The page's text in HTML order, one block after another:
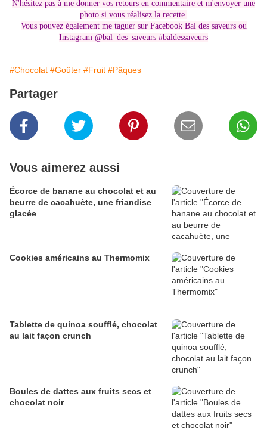
N'hésitez pas à me donner vos retours en commentaire et m'envoyer une
photo si vous réalisez la recette.
Vous pouvez également me taguer sur Facebook Bal des saveurs ou
Instagram @bal_des_saveurs #baldessaveurs
#Chocolat #Goûter #Fruit #Pâques
Partager
Vous aimerez aussi
Écorce de banane au chocolat et au
beurre de cacahuète, une friandise
glacée
Cookies américains au Thermomix
Tablette de quinoa soufflé, chocolat
au lait façon crunch
Boules de dattes aux fruits secs et
chocolat noir